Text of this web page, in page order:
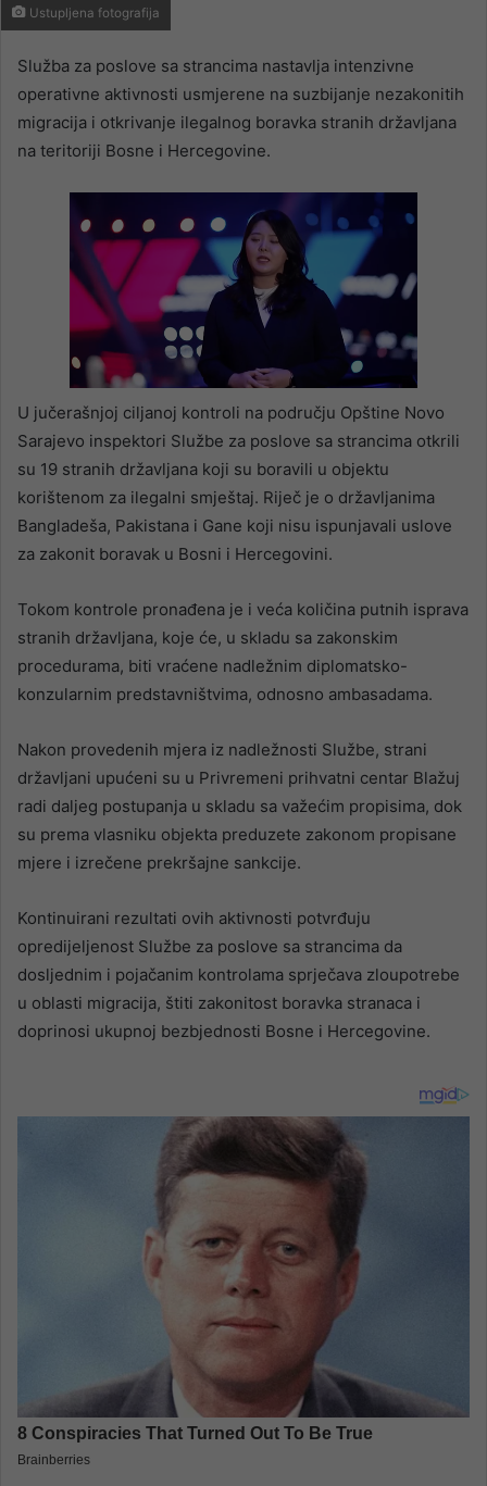
an
Ustupljena fotografija
Služba za poslove sa strancima nastavlja intenzivne
operativne aktivnosti usmjerene na suzbijanje nezakonitih
migracija i otkrivanje ilegalnog boravka stranih državljana
na teritoriji Bosne i Hercegovine.
U jučerašnjoj ciljanoj kontroli na području Opštine Novo
Sarajevo inspektori Službe za poslove sa strancima otkrili
su 19 stranih državljana koji su boravili u objektu
korištenom za ilegalni smještaj. Riječ je o državljanima
Bangladeša, Pakistana i Gane koji nisu ispunjavali uslove
za zakonit boravak u Bosni i Hercegovini.
Tokom kontrole pronađena je i veća količina putnih isprava
stranih državljana, koje će, u skladu sa zakonskim
procedurama, biti vraćene nadležnim diplomatsko-
konzularnim predstavništvima, odnosno ambasadama.
Nakon provedenih mjera iz nadležnosti Službe, strani
državljani upućeni su u Privremeni prihvatni centar Blažuj
radi daljeg postupanja u skladu sa važećim propisima, dok
su prema vlasniku objekta preduzete zakonom propisane
mjere i izrečene prekršajne sankcije.
Kontinuirani rezultati ovih aktivnosti potvrđuju
opredijeljenost Službe za poslove sa strancima da
dosljednim i pojačanim kontrolama sprječava zloupotrebe
u oblasti migracija, štiti zakonitost boravka stranaca i
doprinosi ukupnoj bezbjednosti Bosne i Hercegovine.